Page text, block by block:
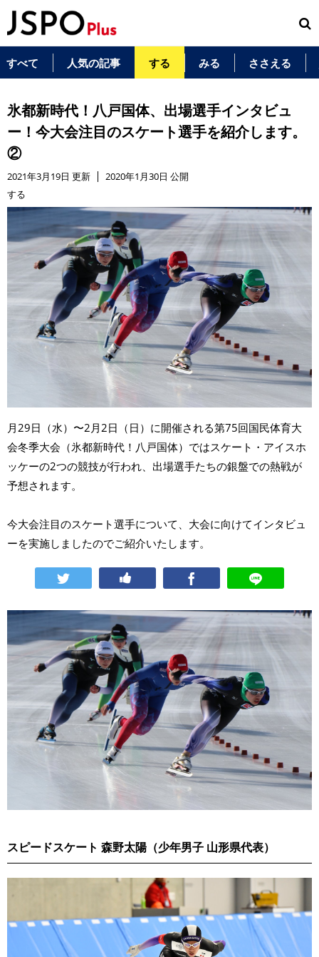
すべて 人気の記事 する みる ささえる
氷都新時代！八戸国体、出場選手インタビュ
ー！今大会注目のスケート選手を紹介します。
②
2021年3月19日 更新
2020年1月30日 公開
する
月29日（水）〜2月2日（日）に開催される第75回国民体育大
会冬季大会（氷都新時代！八戸国体）ではスケート・アイスホ
ッケーの2つの競技が行われ、出場選手たちの銀盤での熱戦が
予想されます。
今大会注目のスケート選手について、大会に向けてインタビュ
ーを実施しましたのでご紹介いたします。
スピードスケート 森野太陽（少年男子 山形県代表）